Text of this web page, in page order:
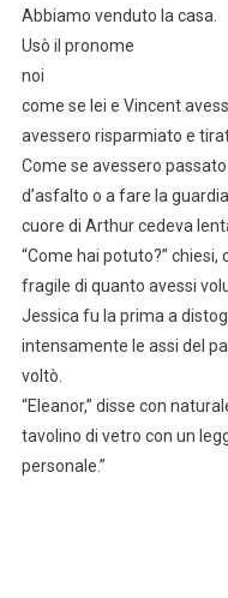
Abbiamo venduto la casa.
Usò il pronome
noi
come se lei e Vincent
avessero risparmiato e
Come se avessero
d’asfalto o a fare la
cuore di Arthur cedeva
“Come hai potuto?”
fragile di quanto avessi
Jessica fu la prima a
intensamente le assi del
voltò.
“Eleanor,” disse con
tavolino di vetro con un
personale.”